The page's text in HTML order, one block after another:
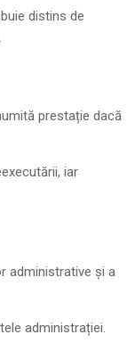
distins de
prestație dacă
iar
administrative și a
administrației.